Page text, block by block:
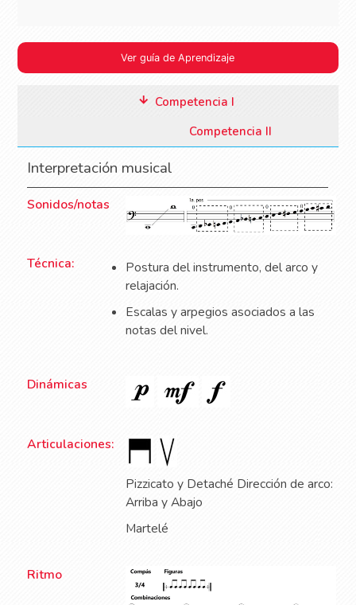
Ver guía de Aprendizaje
Competencia I
Competencia II
Interpretación musical
Sonidos/notas
Técnica:
Postura del instrumento, del arco y
relajación.
Escalas y arpegios asociados a las
notas del nivel.
Dinámicas
Articulaciones:
Pizzicato y Detaché Dirección de arco:
Arriba y Abajo
Martelé
Ritmo